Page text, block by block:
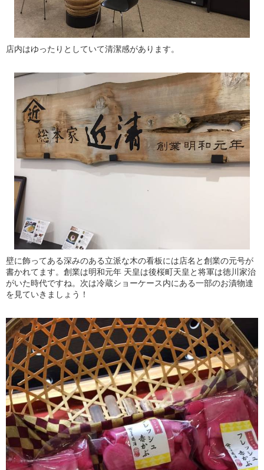
店内はゆったりとしていて清潔感があります。
壁に飾ってある深みのある立派な木の看板には店名と創業の元号が
書かれてます。創業は明和元年 天皇は後桜町天皇と将軍は徳川家治
がいた時代ですね。次は冷蔵ショーケース内にある一部のお漬物達
を見ていきましょう！